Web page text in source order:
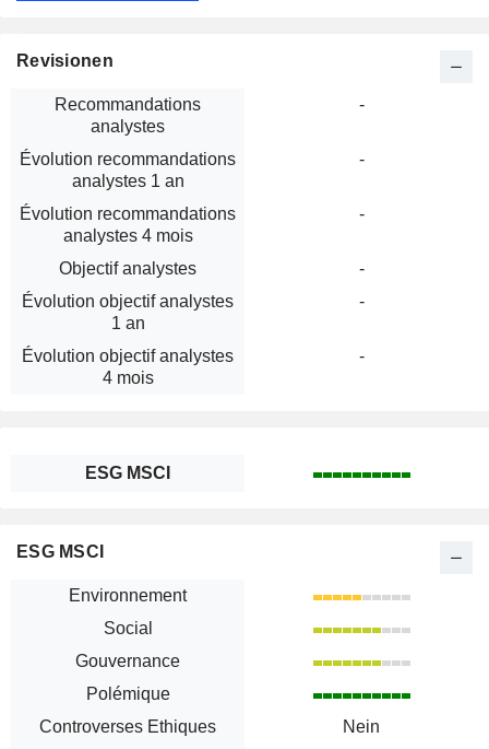
Revisionen
Recommandations
analystes
-
Évolution recommandations
analystes 1 an
-
Évolution recommandations
analystes 4 mois
-
Objectif analystes
-
Évolution objectif analystes
1 an
-
Évolution objectif analystes
4 mois
-
ESG MSCI
ESG MSCI
Environnement
Social
Gouvernance
Polémique
Controverses Ethiques
Nein